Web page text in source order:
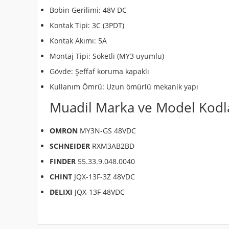
Bobin Gerilimi: 48V DC
Kontak Tipi: 3C (3PDT)
Kontak Akımı: 5A
Montaj Tipi: Soketli (MY3 uyumlu)
Gövde: Şeffaf koruma kapaklı
Kullanım Ömrü: Uzun ömürlü mekanik yapı
Muadil Marka ve Model
OMRON MY3N-GS 48VDC
SCHNEIDER RXM3AB2BD
FINDER 55.33.9.048.0040
CHINT JQX-13F-3Z 48VDC
DELIXI JQX-13F 48VDC